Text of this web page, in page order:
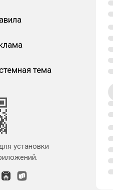
тема
установки